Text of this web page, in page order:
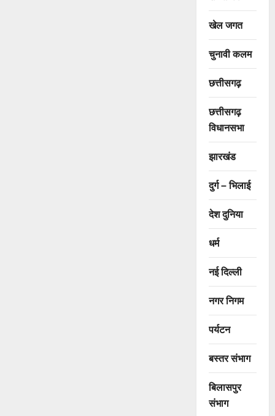
खेल जगत
चुनावी कलम
छत्तीसगढ़
छत्तीसगढ़
विधानसभा
झारखंड
दुर्ग – भिलाई
देश दुनिया
धर्म
नई दिल्ली
नगर निगम
पर्यटन
बस्तर संभाग
बिलासपुर
संभाग